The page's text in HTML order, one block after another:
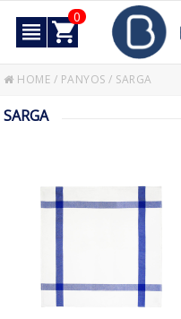
0
HOME / PANYOS / SARGA
SARGA